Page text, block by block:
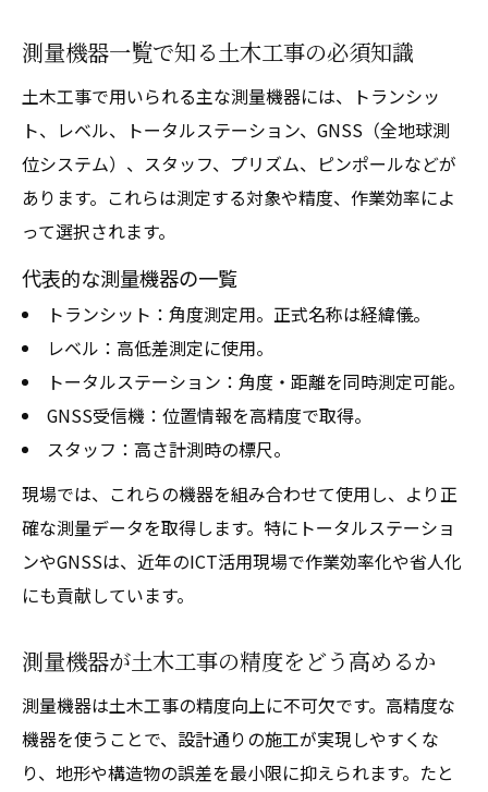
土木工事現場の測量機器活用リアル事例集
新人教育や資料作成にも使える測量知識
測量機器の選び方で現場効率が大きく変わ
る
測量機器一覧で知る土木工事の必須知識
土木工事で用いられる主な測量機器には、トランシッ
ト、レベル、トータルステーション、GNSS（全地球測
位システム）、スタッフ、プリズム、ピンポールなどが
あります。これらは測定する対象や精度、作業効率によ
って選択されます。
代表的な測量機器の一覧
トランシット：角度測定用。正式名称は経緯儀。
レベル：高低差測定に使用。
トータルステーション：角度・距離を同時測定可能。
GNSS受信機：位置情報を高精度で取得。
スタッフ：高さ計測時の標尺。
現場では、これらの機器を組み合わせて使用し、より正
確な測量データを取得します。特にトータルステーショ
ンやGNSSは、近年のICT活用現場で作業効率化や省人化
にも貢献しています。
測量機器が土木工事の精度をどう高めるか
測量機器は土木工事の精度向上に不可欠です。高精度な
機器を使うことで、設計通りの施工が実現しやすくな
り、地形や構造物の誤差を最小限に抑えられます。たと